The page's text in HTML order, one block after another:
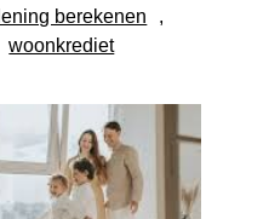
lening berekenen
woonkrediet